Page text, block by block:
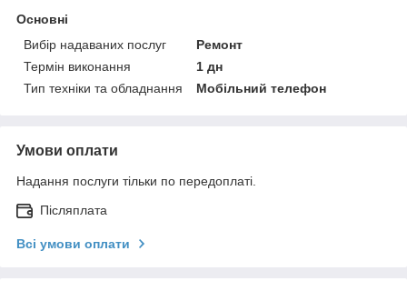
Основні
Вибір надаваних послуг
Ремонт
Термін виконання
1 дн
Тип техніки та обладнання
Мобільний телефон
Умови оплати
Надання послуги тільки по передоплаті.
Післяплата
Всі умови оплати